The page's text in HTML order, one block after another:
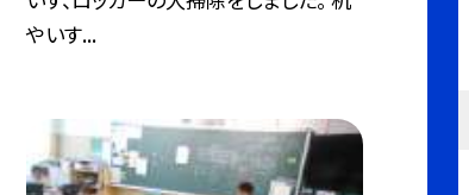
やいす...